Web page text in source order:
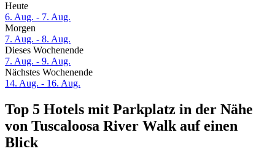
Heute
6. Aug. - 7. Aug.
Morgen
7. Aug. - 8. Aug.
Dieses Wochenende
7. Aug. - 9. Aug.
Nächstes Wochenende
14. Aug. - 16. Aug.
Top 5 Hotels mit Parkplatz in der Nähe
von Tuscaloosa River Walk auf einen
Blick